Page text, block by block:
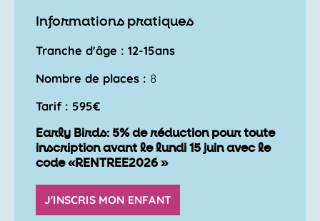
Informations pratiques
Tranche d'âge : 12-15ans
Nombre de places : 8
Tarif : 595€
Early Birds: 5% de réduction pour toute
inscription avant le lundi 15 juin avec le
code «RENTREE2026 »
J'INSCRIS MON ENFANT